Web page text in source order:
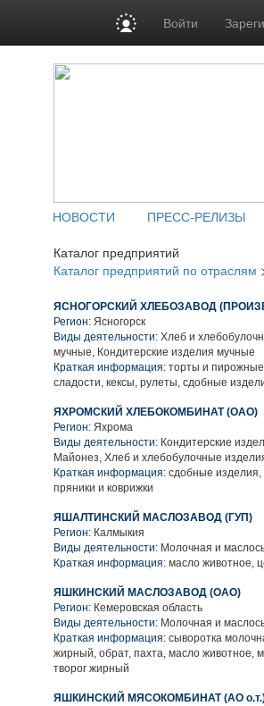
Войти
НОВОСТИ ПРЕСС-РЕЛИЗЫ
Каталог предприятий
Каталог предприятий по отраслям
ЯСНОГОРСКИЙ ХЛЕБОЗАВОД
Регион: Ясногорск
Виды деятельности: Хлеб и
мучные, Кондитерские изделия мучные
Краткая информация: торты и
сладости, кексы, рулеты, сдобные
ЯХРОМСКИЙ ХЛЕБОКОМБИНАТ (ОАО)
Регион: Яхрома
Виды деятельности: Кондитерские
Майонез, Хлеб и хлебобулочные
Краткая информация: сдобные
пряники и коврижки
ЯШАЛТИНСКИЙ МАСЛОЗАВОД (ГУП)
Регион: Калмыкия
Виды деятельности: Молочная и
Краткая информация: масло животное,
ЯШКИНСКИЙ МАСЛОЗАВОД (ОАО)
Регион: Кемеровская область
Виды деятельности: Молочная и
Краткая информация: сыворотка
жирный, обрат, пахта, масло животное,
творог жирный
ЯШКИНСКИЙ МЯСОКОМБИНАТ (АО